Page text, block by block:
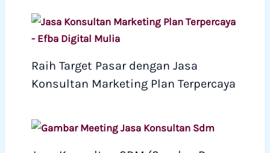
Raih Target Pasar dengan Jasa
Konsultan Marketing Plan Terpercaya